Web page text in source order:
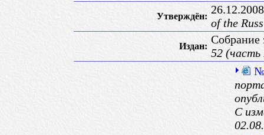
Утверждён:
of the
Издан:
Собрание
52 (часть
№
С